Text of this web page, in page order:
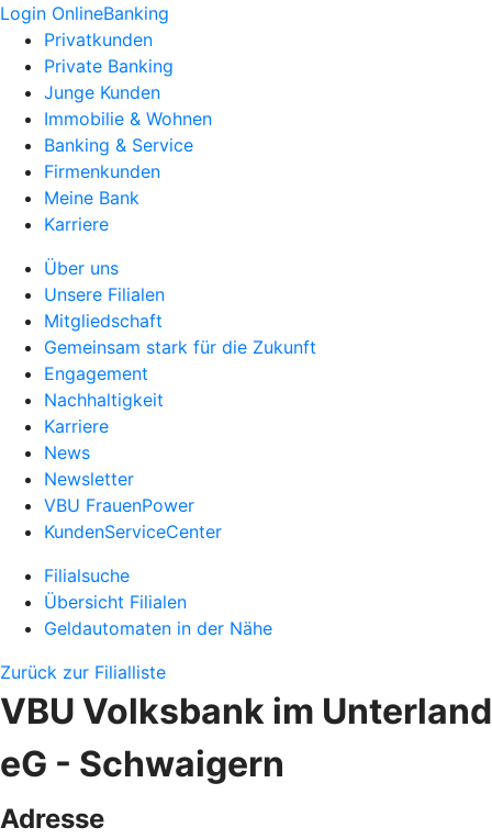
Login OnlineBanking
Privatkunden
Private Banking
Junge Kunden
Immobilie & Wohnen
Banking & Service
Firmenkunden
Meine Bank
Karriere
Über uns
Unsere Filialen
Mitgliedschaft
Gemeinsam stark für die Zukunft
Engagement
Nachhaltigkeit
Karriere
News
Newsletter
VBU FrauenPower
KundenServiceCenter
Filialsuche
Übersicht Filialen
Geldautomaten in der Nähe
Zurück zur Filialliste
VBU Volksbank im Unterland
eG - Schwaigern
Adresse